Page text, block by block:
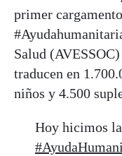
primer
Salud
traducen en
niños y 4.500
Hoy hicimos